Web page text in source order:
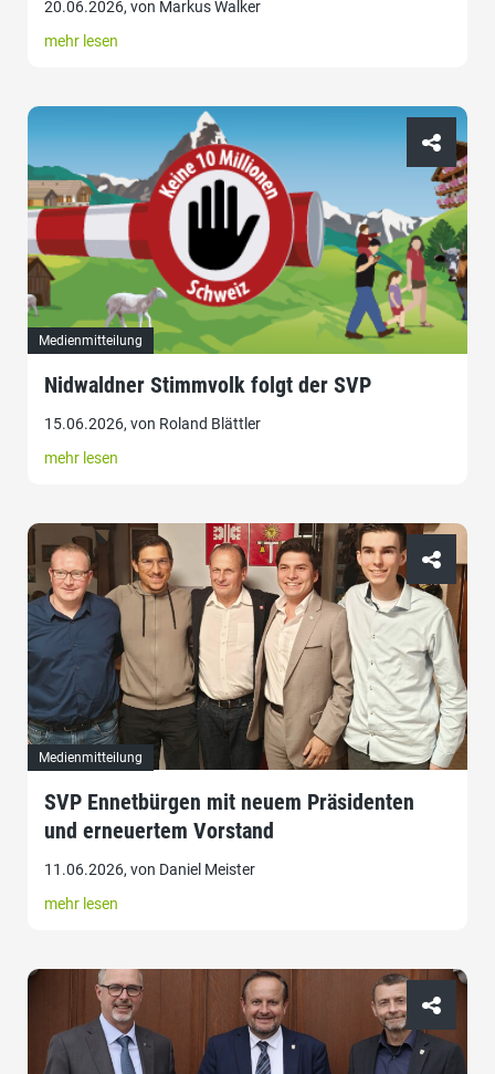
20.06.2026, von Markus Walker
mehr lesen
Medienmitteilung
Nidwaldner Stimmvolk folgt der SVP
15.06.2026, von Roland Blättler
mehr lesen
Medienmitteilung
SVP Ennetbürgen mit neuem Präsidenten
und erneuertem Vorstand
11.06.2026, von Daniel Meister
mehr lesen